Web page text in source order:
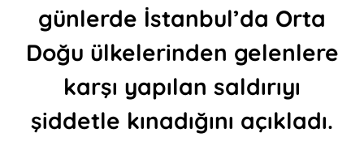
günlerde İstanbul’da Orta
Doğu ülkelerinden gelenlere
karşı yapılan saldırıyı
şiddetle kınadığını açıkladı.